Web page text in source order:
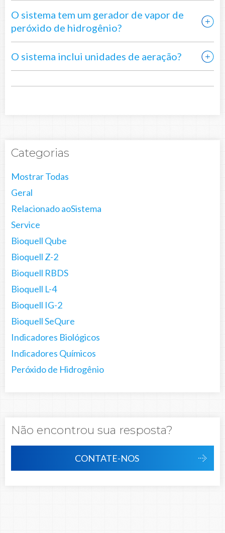
O sistema tem um gerador de vapor de
peróxido de hidrogênio?
O sistema inclui unidades de aeração?
Categorias
Mostrar Todas
Geral
Relacionado aoSistema
Service
Bioquell Qube
Bioquell Z-2
Bioquell RBDS
Bioquell L-4
Bioquell IG-2
Bioquell SeQure
Indicadores Biológicos
Indicadores Químicos
Peróxido de Hidrogênio
Não encontrou sua resposta?
CONTATE-NOS